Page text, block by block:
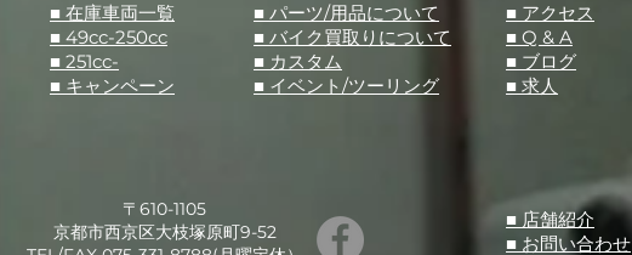
■ 在庫車両一覧
■ 49cc-250cc
■ 251cc-
■ キャンペーン
■ パーツ/用品について
​■ バイク買取りについて
​■ カスタム
​■ イベント/ツーリング
〒610-1105
京都市西京区大枝塚原町9-52
​■ アクセス
■ Q & A
​■ ブログ
​■ 求人
​■ 店舗紹介
■ お問い合わせ